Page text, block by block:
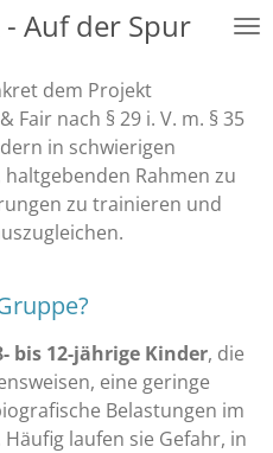
- Auf der Spur
dem Projekt
Fair nach § 29 i. V. m. § 35
in schwierigen
Rahmen zu
zu trainieren und
bis 12-jährige Kinder, die
eine geringe
Belastungen im
laufen sie Gefahr, in